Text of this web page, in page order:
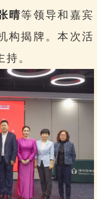
晴等领导和嘉宾
构揭牌。本次活
。